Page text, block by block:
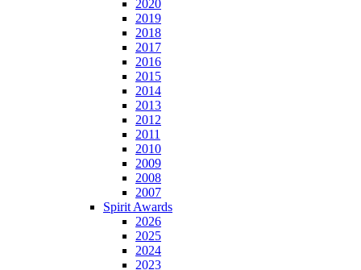
2020
2019
2018
2017
2016
2015
2014
2013
2012
2011
2010
2009
2008
2007
Spirit Awards
2026
2025
2024
2023